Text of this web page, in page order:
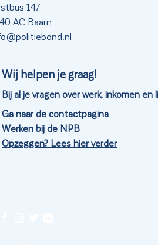
147
AC Baarn
Wij helpen je graag!
Bij al je vragen over werk, inkomen en
Ga naar de contactpagina
Werken bij de NPB
Opzeggen? Lees hier verder